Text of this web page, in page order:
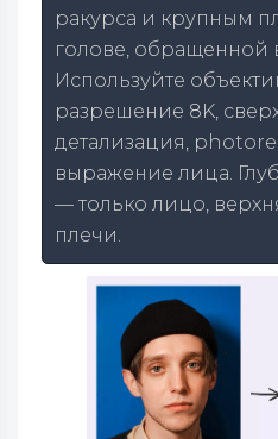
ракурса и крупным
голове, обращенной
Используйте
разрешение 8K,
детализация,
выражение лица.
— только лицо,
плечи.